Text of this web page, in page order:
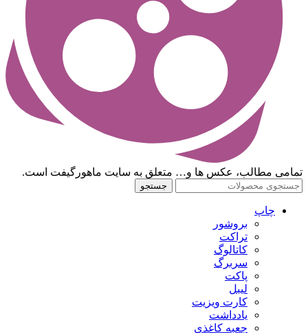
تمامی مطالب، عکس ها و… متعلق به سایت ماهورگیفت است.
جستجو
چاپ
بروشور
تراکت
کاتالوگ
سربرگ
پاکت
لیبل
کارت ویزیت
یادداشت
جعبه کاغذی